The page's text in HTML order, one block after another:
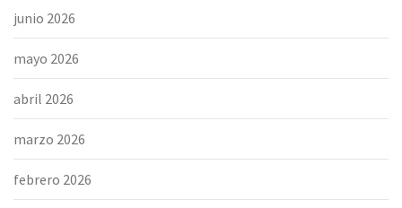
junio 2026
mayo 2026
abril 2026
marzo 2026
febrero 2026